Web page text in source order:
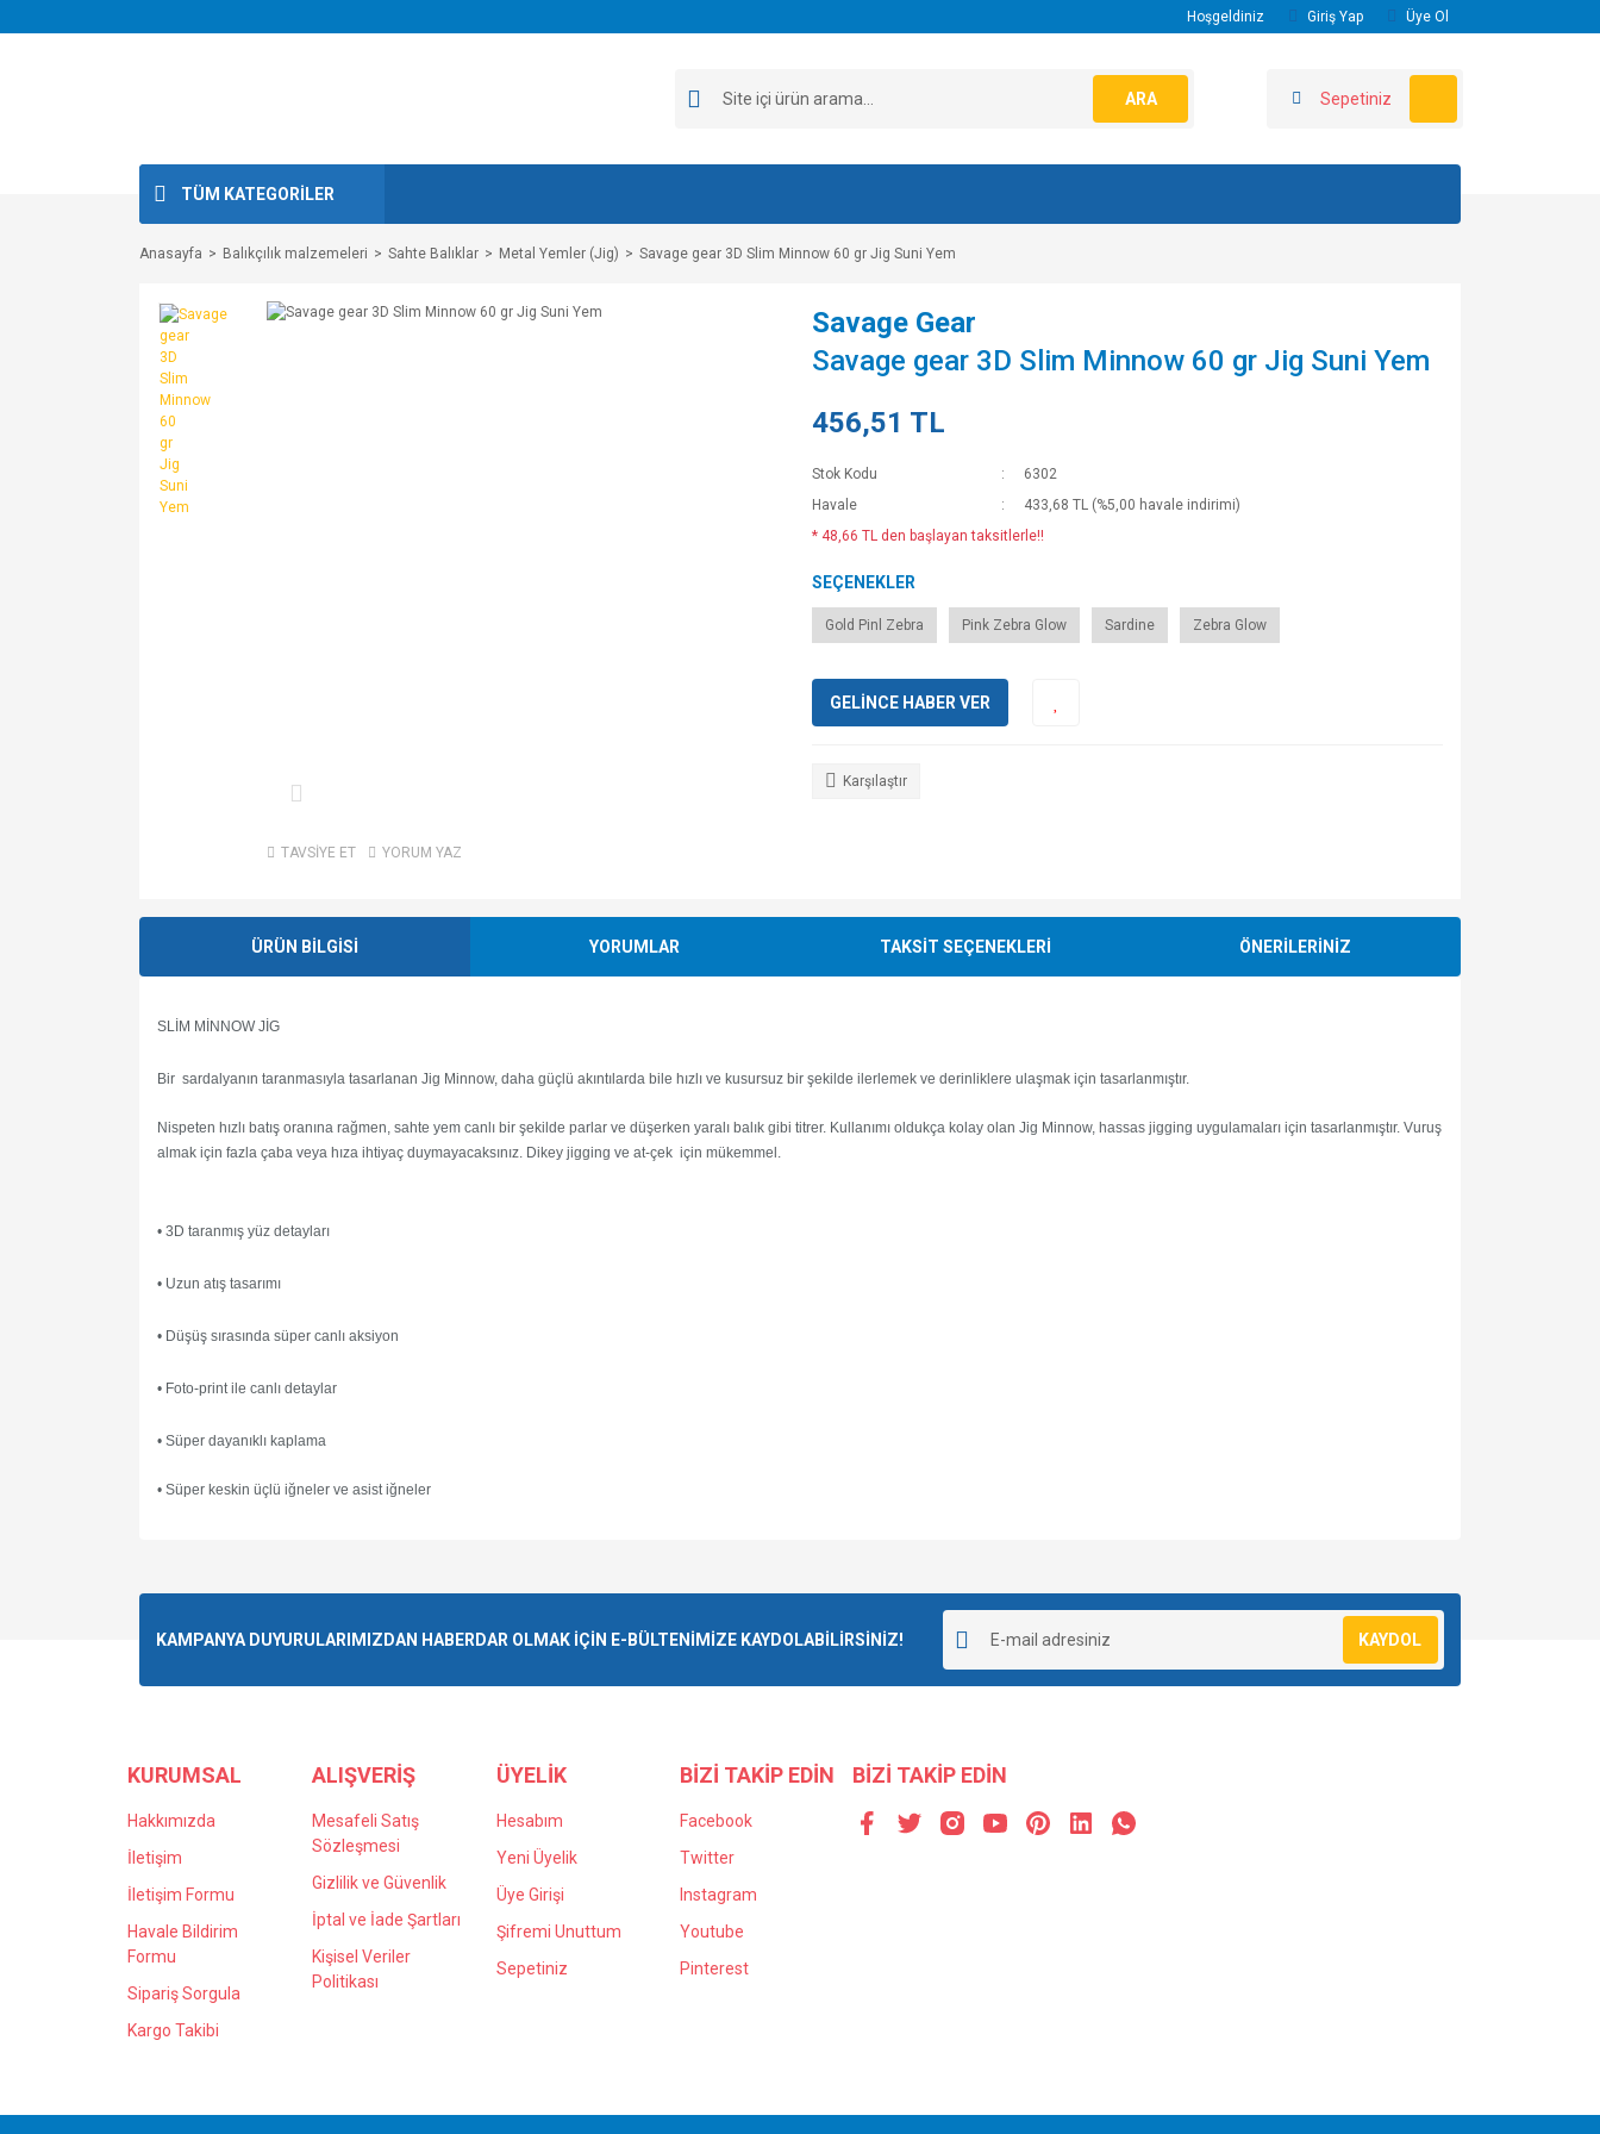
Hoşgeldiniz Giriş Yap Üye Ol
ARA Sepetiniz
TÜM KATEGORİLER
Anasayfa Balıkçılık malzemeleri Sahte Balıklar Metal Yemler (Jig) Savage gear 3D Slim Minnow 60 gr Jig Suni Yem
TAVSİYE ET YORUM YAZ
Savage Gear
Savage gear 3D Slim Minnow 60 gr Jig Suni Yem
456,51 TL
Stok Kodu
6302
Havale
433,68 TL (%5,00 havale indirimi)
* 48,66 TL den başlayan taksitlerle!!
SEÇENEKLER
Gold Pinl Zebra Pink Zebra Glow Sardine Zebra Glow
GELİNCE HABER VER
Karşılaştır
ÜRÜN BİLGİSİ YORUMLAR TAKSİT SEÇENEKLERİ ÖNERİLERİNİZ
SLİM MİNNOW JİG
Bir sardalyanın taranmasıyla tasarlanan Jig Minnow, daha güçlü akıntılarda bile hızlı ve kusursuz bir şekilde ilerlemek ve derinliklere ulaşmak için tasarlanmıştır.
Nispeten hızlı batış oranına rağmen, sahte yem canlı bir şekilde parlar ve düşerken yaralı balık gibi titrer. Kullanımı oldukça kolay olan Jig Minnow, hassas jigging uygulamaları için tasarlanmıştır. Vuruş
almak için fazla çaba veya hıza ihtiyaç duymayacaksınız. Dikey jigging ve at-çek için mükemmel.
• 3D taranmış yüz detayları
• Uzun atış tasarımı
• Düşüş sırasında süper canlı aksiyon
• Foto-print ile canlı detaylar
• Süper dayanıklı kaplama
• Süper keskin üçlü iğneler ve asist iğneler
Ürün resmi kalitesiz, bozuk veya görüntülenemiyor.
Bu ürüne benzer farklı alternatifler olmalı.
KAMPANYA DUYURULARIMIZDAN HABERDAR OLMAK İÇİN E-BÜLTENİMİZE KAYDOLABİLİRSİNİZ! KAYDOL
KURUMSAL
Hakkımızda
İletişim
İletişim Formu
Havale Bildirim
Formu
Sipariş Sorgula
Kargo Takibi
ALIŞVERİŞ
Mesafeli Satış
Sözleşmesi
Gizlilik ve Güvenlik
İptal ve İade Şartları
Kişisel Veriler
Politikası
ÜYELİK
Hesabım
Yeni Üyelik
Üye Girişi
Şifremi Unuttum
Sepetiniz
BİZİ TAKİP EDİN
Facebook
Twitter
Instagram
Youtube
Pinterest
BİZİ TAKİP EDİN